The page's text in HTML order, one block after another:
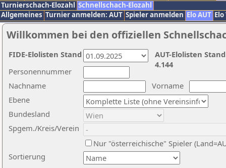
Turnierschach-Elozahl Schnellschach-Elozahl
Allgemeines Turnier anmelden: AUT Spieler anmelden Elo AUT
Willkommen bei den offiziellen
Nachname
Vorname
Ebene
Sortierung
Personennummer
Bundesland
Spgem./Kreis/Verein
Nur "österreichische" Spieler
AUT-Elolisten
4.144
FIDE-Elolisten Stand